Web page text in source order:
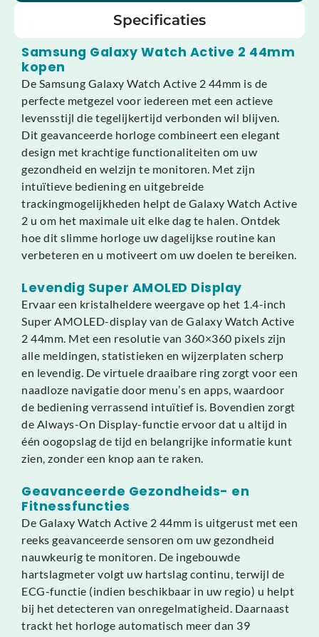
Specificaties
Samsung Galaxy Watch Active 2 44mm
kopen
De Samsung Galaxy Watch Active 2 44mm is de
perfecte metgezel voor iedereen met een actieve
levensstijl die tegelijkertijd verbonden wil blijven.
Dit geavanceerde horloge combineert een elegant
design met krachtige functionaliteiten om uw
gezondheid en welzijn te monitoren. Met zijn
intuïtieve bediening en uitgebreide
trackingmogelijkheden helpt de Galaxy Watch Active
2 u om het maximale uit elke dag te halen. Ontdek
hoe dit slimme horloge uw dagelijkse routine kan
verbeteren en u motiveert om uw doelen te bereiken.
Levendig Super AMOLED Display
Ervaar een kristalheldere weergave op het 1.4-inch
Super AMOLED-display van de Galaxy Watch Active
2 44mm. Met een resolutie van 360×360 pixels zijn
alle meldingen, statistieken en wijzerplaten scherp
en levendig. De virtuele draaibare ring zorgt voor een
naadloze navigatie door menu’s en apps, waardoor
de bediening verrassend intuïtief is. Bovendien zorgt
de Always-On Display-functie ervoor dat u altijd in
één oogopslag de tijd en belangrijke informatie kunt
zien, zonder een knop aan te raken.
Geavanceerde Gezondheids- en
Fitnessfuncties
De Galaxy Watch Active 2 44mm is uitgerust met een
reeks geavanceerde sensoren om uw gezondheid
nauwkeurig te monitoren. De ingebouwde
hartslagmeter volgt uw hartslag continu, terwijl de
ECG-functie (indien beschikbaar in uw regio) u helpt
bij het detecteren van onregelmatigheid. Daarnaast
trackt het horloge automatisch meer dan 39